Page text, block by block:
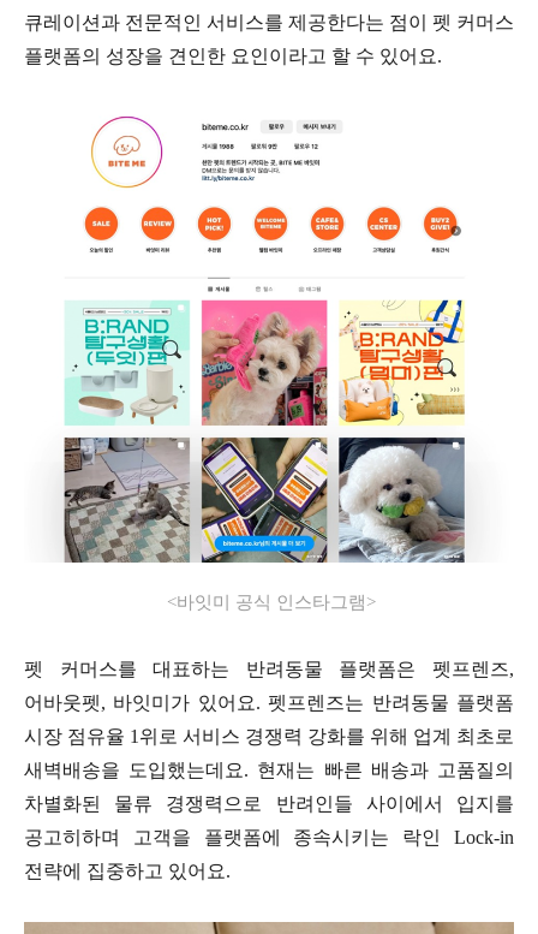
큐레이션과 전문적인 서비스를 제공한다는 점이 펫 커머스
플랫폼의 성장을 견인한 요인이라고 할 수 있어요.
<바잇미 공식 인스타그램>
펫 커머스를 대표하는 반려동물 플랫폼은 펫프렌즈,
어바웃펫, 바잇미가 있어요.펫프렌즈는 반려동물 플랫폼
시장 점유율 1 위로 서비스 경쟁력 강화를 위해 업계 최초로
새벽배송을 도입했는데요. 현재는 빠른 배송과 고품질의
차별화된 물류 경쟁력으로 반려인들 사이에서 입지를
공고히하며 고객을 플랫폼에 종속시키는 락인
Lock-in
전략에 집중하고 있어요.